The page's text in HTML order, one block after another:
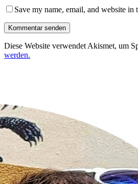
Save my name, email, and website
Diese Website verwendet Akismet, um
werden.